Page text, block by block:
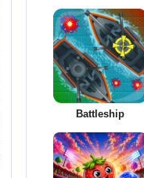
Battleship